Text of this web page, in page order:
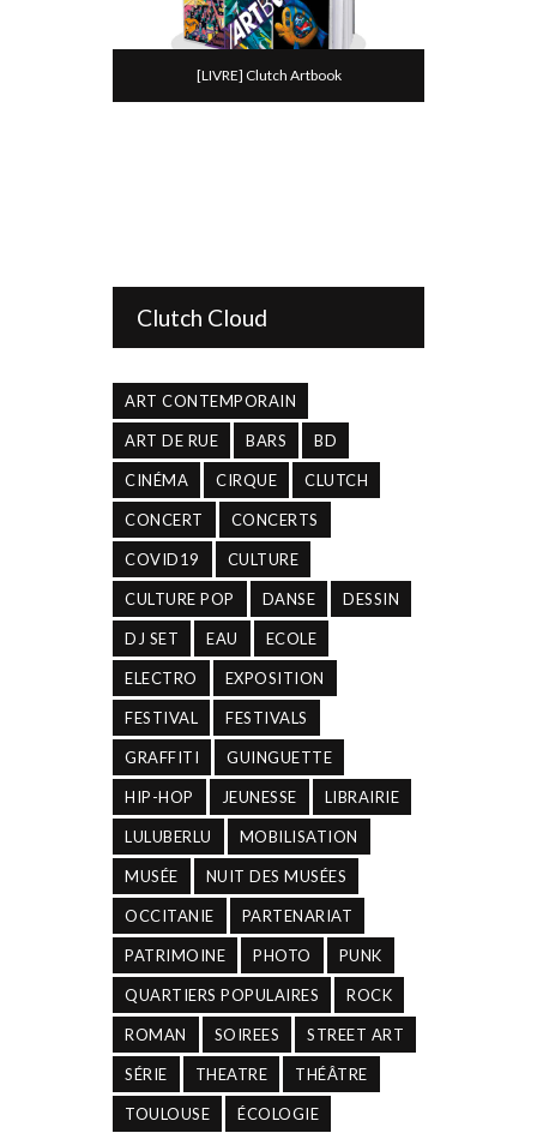
[LIVRE] Clutch Artbook
Clutch Cloud
ART CONTEMPORAIN
ART DE RUE BARS BD
CINÉMA CIRQUE CLUTCH
CONCERT CONCERTS
COVID19 CULTURE
CULTURE POP DANSE DESSIN
DJ SET EAU ECOLE
ELECTRO EXPOSITION
FESTIVAL FESTIVALS
GRAFFITI GUINGUETTE
HIP-HOP JEUNESSE LIBRAIRIE
LULUBERLU MOBILISATION
MUSÉE NUIT DES MUSÉES
OCCITANIE PARTENARIAT
PATRIMOINE PHOTO PUNK
QUARTIERS POPULAIRES ROCK
ROMAN SOIREES STREET ART
SÉRIE THEATRE THÉÂTRE
TOULOUSE ÉCOLOGIE